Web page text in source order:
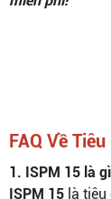
FAQ Về
1. ISPM 15 là
ISPM 15 là